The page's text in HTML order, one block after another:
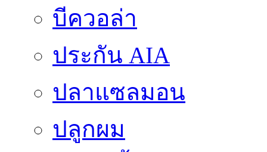
บีควอล่า
ประกัน AIA
ปลาแซลมอน
ปลูกผม